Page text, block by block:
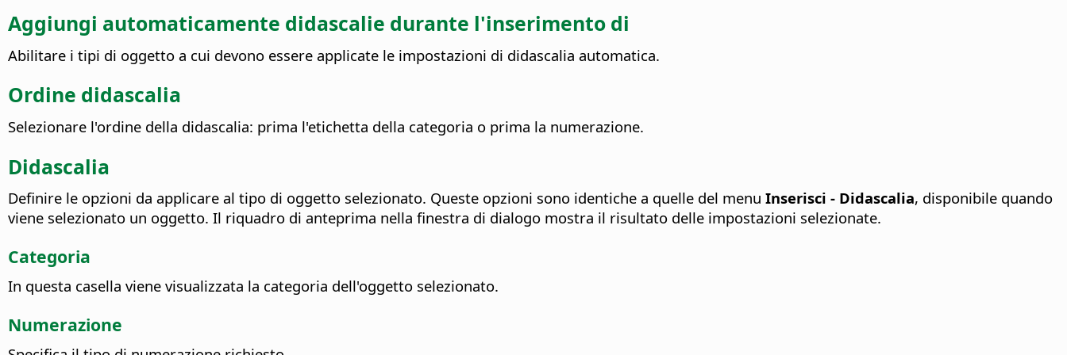
Aggiungi automaticamente didascalie durante l'inserimento di
Abilitare i tipi di oggetto a cui devono essere applicate le impostazioni di didascalia automatica.
Ordine didascalia
Selezionare l'ordine della didascalia: prima l'etichetta della categoria o prima la numerazione.
Didascalia
Definire le opzioni da applicare al tipo di oggetto selezionato. Queste opzioni sono identiche a quelle del menu Inserisci - Didascalia, disponibile quando
viene selezionato un oggetto. Il riquadro di anteprima nella finestra di dialogo mostra il risultato delle impostazioni selezionate.
Categoria
In questa casella viene visualizzata la categoria dell'oggetto selezionato.
Numerazione